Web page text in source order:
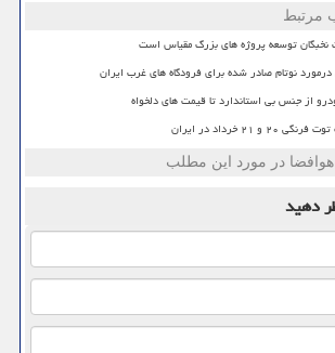
مرتبط
نخبگان توسعه پروژه های بزرگ مقیاس است
نوتام صادر شده برای فرودگاه های غرب ایران
از جنس بی استاندارد تا قیمت های دلخواه
خرداد در ایران
در مورد این مطلب
دهید